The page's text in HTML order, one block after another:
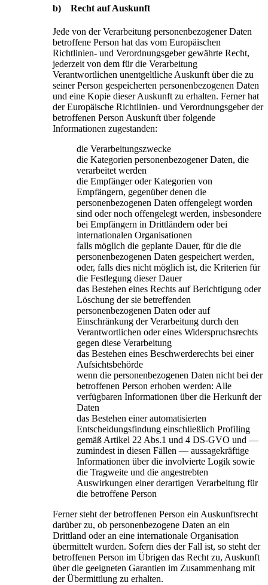
b) Recht auf Auskunft
Jede von der Verarbeitung personenbezogener Daten
betroffene Person hat das vom Europäischen
Richtlinien- und Verordnungsgeber gewährte Recht,
jederzeit von dem für die Verarbeitung
Verantwortlichen unentgeltliche Auskunft über die zu
seiner Person gespeicherten personenbezogenen Daten
und eine Kopie dieser Auskunft zu erhalten. Ferner hat
der Europäische Richtlinien- und Verordnungsgeber der
betroffenen Person Auskunft über folgende
Informationen zugestanden:
die Verarbeitungszwecke
die Kategorien personenbezogener Daten, die
verarbeitet werden
die Empfänger oder Kategorien von
Empfängern, gegenüber denen die
personenbezogenen Daten offengelegt worden
sind oder noch offengelegt werden, insbesondere
bei Empfängern in Drittländern oder bei
internationalen Organisationen
falls möglich die geplante Dauer, für die die
personenbezogenen Daten gespeichert werden,
oder, falls dies nicht möglich ist, die Kriterien für
die Festlegung dieser Dauer
das Bestehen eines Rechts auf Berichtigung oder
Löschung der sie betreffenden
personenbezogenen Daten oder auf
Einschränkung der Verarbeitung durch den
Verantwortlichen oder eines Widerspruchsrechts
gegen diese Verarbeitung
das Bestehen eines Beschwerderechts bei einer
Aufsichtsbehörde
wenn die personenbezogenen Daten nicht bei der
betroffenen Person erhoben werden: Alle
verfügbaren Informationen über die Herkunft der
Daten
das Bestehen einer automatisierten
Entscheidungsfindung einschließlich Profiling
gemäß Artikel 22 Abs.1 und 4 DS-GVO und —
zumindest in diesen Fällen — aussagekräftige
Informationen über die involvierte Logik sowie
die Tragweite und die angestrebten
Auswirkungen einer derartigen Verarbeitung für
die betroffene Person
Ferner steht der betroffenen Person ein Auskunftsrecht
darüber zu, ob personenbezogene Daten an ein
Drittland oder an eine internationale Organisation
übermittelt wurden. Sofern dies der Fall ist, so steht der
betroffenen Person im Übrigen das Recht zu, Auskunft
über die geeigneten Garantien im Zusammenhang mit
der Übermittlung zu erhalten.